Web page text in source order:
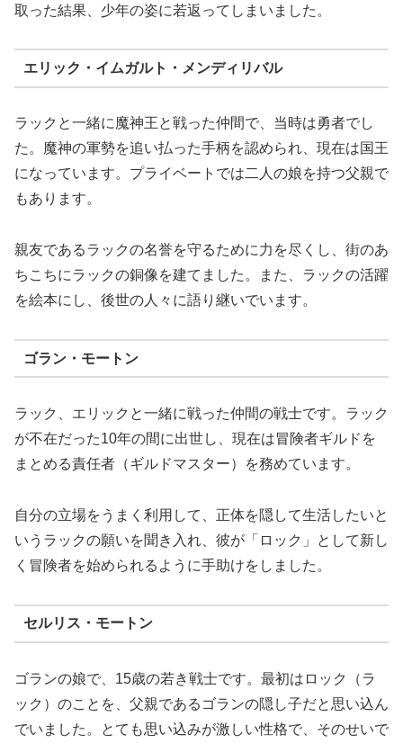
取った結果、少年の姿に若返ってしまいました。
エリック・イムガルト・メンディリバル
ラックと一緒に魔神王と戦った仲間で、当時は勇者でし
た。魔神の軍勢を追い払った手柄を認められ、現在は国王
になっています。プライベートでは二人の娘を持つ父親で
もあります。
親友であるラックの名誉を守るために力を尽くし、街のあ
ちこちにラックの銅像を建てました。また、ラックの活躍
を絵本にし、後世の人々に語り継いでいます。
ゴラン・モートン
ラック、エリックと一緒に戦った仲間の戦士です。ラック
が不在だった10年の間に出世し、現在は冒険者ギルドを
まとめる責任者（ギルドマスター）を務めています。
自分の立場をうまく利用して、正体を隠して生活したいと
いうラックの願いを聞き入れ、彼が「ロック」として新し
く冒険者を始められるように手助けをしました。
セルリス・モートン
ゴランの娘で、15歳の若き戦士です。最初はロック（ラ
ック）のことを、父親であるゴランの隠し子だと思い込ん
でいました。とても思い込みが激しい性格で、そのせいで